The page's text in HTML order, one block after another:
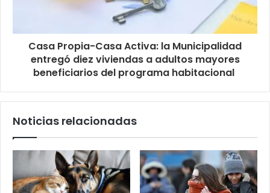
Casa Propia-Casa Activa: la Municipalidad
entregó diez viviendas a adultos mayores
beneficiarios del programa habitacional
Noticias relacionadas